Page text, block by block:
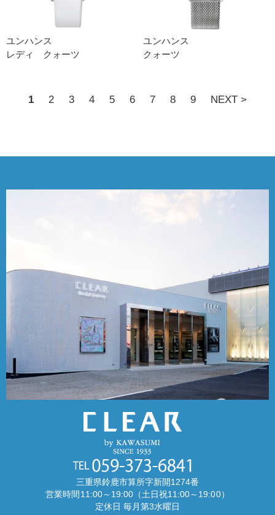
ユンハンス
レディ クォーツ
ユンハンス
クォーツ
1 2 3 4 5 6 7 8 9 NEXT >
三重県鈴鹿市算所字新開1274番
営業時間11:00～19:00（土日祝11:00～19:00）
定休日 毎月第3水曜日